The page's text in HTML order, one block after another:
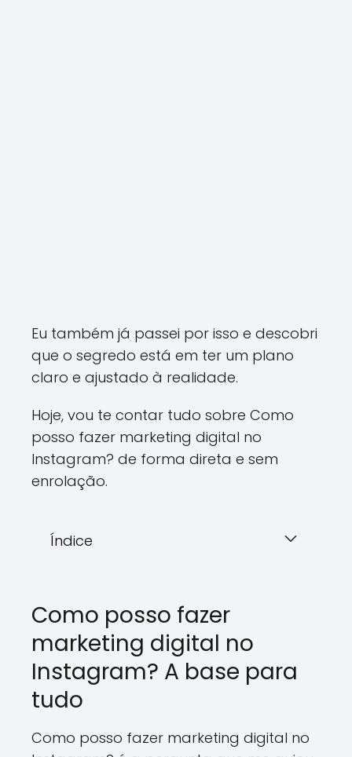
Eu também já passei por isso e descobri
que o segredo está em ter um plano
claro e ajustado à realidade.
Hoje, vou te contar tudo sobre Como
posso fazer marketing digital no
Instagram? de forma direta e sem
enrolação.
Índice
Como posso fazer
marketing digital no
Instagram? A base para
tudo
Como posso fazer marketing digital no